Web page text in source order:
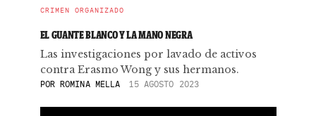
CRIMEN ORGANIZADO
EL GUANTE BLANCO Y LA MANO NEGRA
Las investigaciones por lavado de activos
contra Erasmo Wong y sus hermanos.
POR ROMINA MELLA 15 AGOSTO 2023